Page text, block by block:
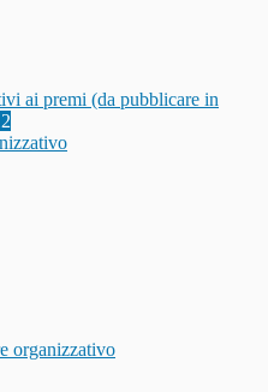
ai premi (da pubblicare in
organizzativo